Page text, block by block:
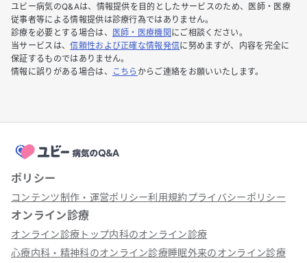
ユビー病気のQ&Aは、情報提供を目的としたサービスのため、医師・医療
従事者等による情報提供は診療行為ではありません。
診療を必要とする場合は、
医師・医療機関 にご相談ください。
当サービスは、信頼性および正確な情報発信に努めますが、内容を完全に
保証するものではありません。
情報に誤りがある場合は、
こちら からご連絡をお願いいたします。
ポリシー
コンテンツ制作・運営ポリシー利用規約プライバシーポリシー
オンライン診療
オンライン診療トップ内科のオンライン診療
心療内科・精神科のオンライン診療睡眠外来のオンライン診療